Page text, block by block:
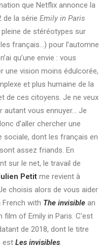
que Netflix annonce la
de la série Emily in Paris
de stéréotypes sur
français…) pour l’automne
qu’une envie : vous
une vision moins édulcorée,
et plus humaine de la
de ces citoyens. Je ne veux
autant vous ennuyer… Je
d’aller chercher une
sociale, dont les français en
assez friands. En
sur le net, le travail de
Petit me revient à
choisis alors de vous aider
French with The invisible an
film of Emily in Paris. C’est
de 2018, dont le titre
est Les invisibles.